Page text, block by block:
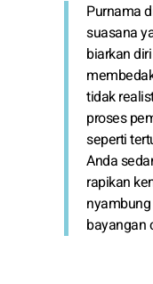
Purnama
suasana
biarkan
tidak
proses
seperti
Anda
rapikan
bayangan